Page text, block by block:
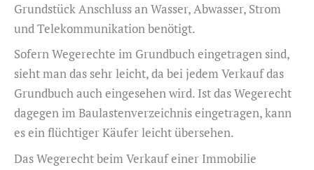
Grundstück Anschluss an Wasser, Abwasser, Strom
und Telekommunikation benötigt.
Sofern Wegerechte im Grundbuch eingetragen sind,
sieht man das sehr leicht, da bei jedem Verkauf das
Grundbuch auch eingesehen wird. Ist das Wegerecht
dagegen im Baulastenverzeichnis eingetragen, kann
es ein flüchtiger Käufer leicht übersehen.
Das Wegerecht beim Verkauf einer Immobilie